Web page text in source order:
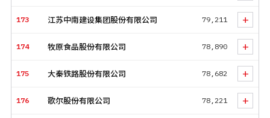
173 江苏中南建设集团股份有限公司 79,211 +
174 牧原食品股份有限公司 78,890 +
175 大秦铁路股份有限公司 78,682 +
176 歌尔股份有限公司 78,221 +